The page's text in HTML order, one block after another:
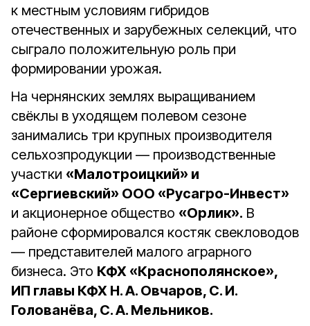
к местным условиям гибридов
отечественных и зарубежных селекций, что
сыграло положительную роль при
формировании урожая.
На чернянских землях выращиванием
свёклы в уходящем полевом сезоне
занимались три крупных производителя
сельхозпродукции — производственные
участки «Малотроицкий» и
«Сергиевский» ООО «Русагро-Инвест»
и акционерное общество «Орлик». В
районе сформировался костяк свекловодов
— представителей малого аграрного
бизнеса. Это КФХ «Краснополянское»,
ИП главы КФХ Н. А. Овчаров, С. И.
Голованёва, С. А. Мельников.